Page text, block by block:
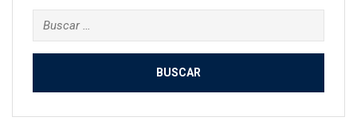
Buscar: